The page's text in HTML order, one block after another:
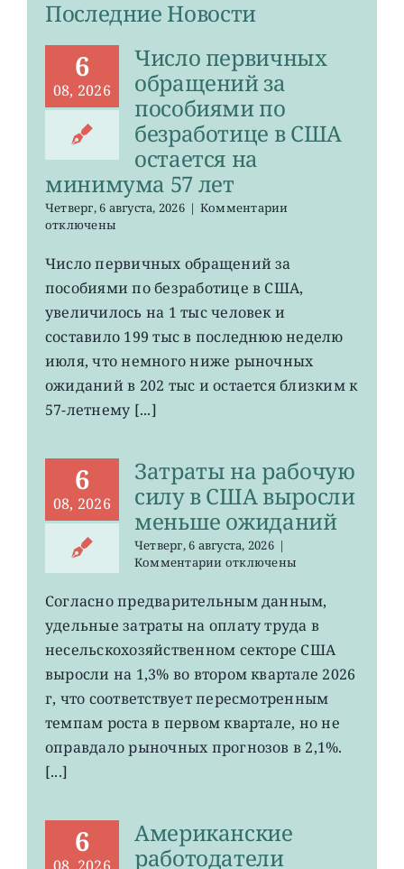
Последние Новости
6
08, 2026
Число первичных
обращений за
пособиями по
безработице в США
остается на
минимума 57 лет
Четверг, 6 августа, 2026 | Комментариик
первичных
за
безработице
в
остается
лет
отключены
Число первичных обращений за
пособиями по безработице в США,
увеличилось на 1 тыс человек и
составило 199 тыс в последнюю неделю
июля, что немного ниже рыночных
ожиданий в 202 тыс и остается близким к
57-летнему [...]
6
08, 2026
Затраты на рабочую
силу в США выросли
меньше ожиданий
Четверг, 6 августа, 2026 |
Комментариик
Затраты
рабочую
силу
США
выросли
ожиданий
отключены
Согласно предварительным данным,
удельные затраты на оплату труда в
несельскохозяйственном секторе США
выросли на 1,3% во втором квартале 2026
г, что соответствует пересмотренным
темпам роста в первом квартале, но не
оправдало рыночных прогнозов в 2,1%.
[...]
6
08, 2026
Американские
работодатели